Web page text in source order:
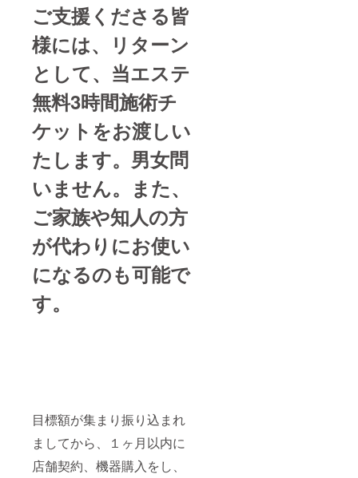
ご支援くださる皆
様には、リターン
として、当エステ
無料3時間施術チ
ケットをお渡しい
たします。男女問
いません。また、
ご家族や知人の方
が代わりにお使い
になるのも可能で
す。
目標額が集まり振り込まれ
ましてから、１ヶ月以内に
店舗契約、機器購入をし、